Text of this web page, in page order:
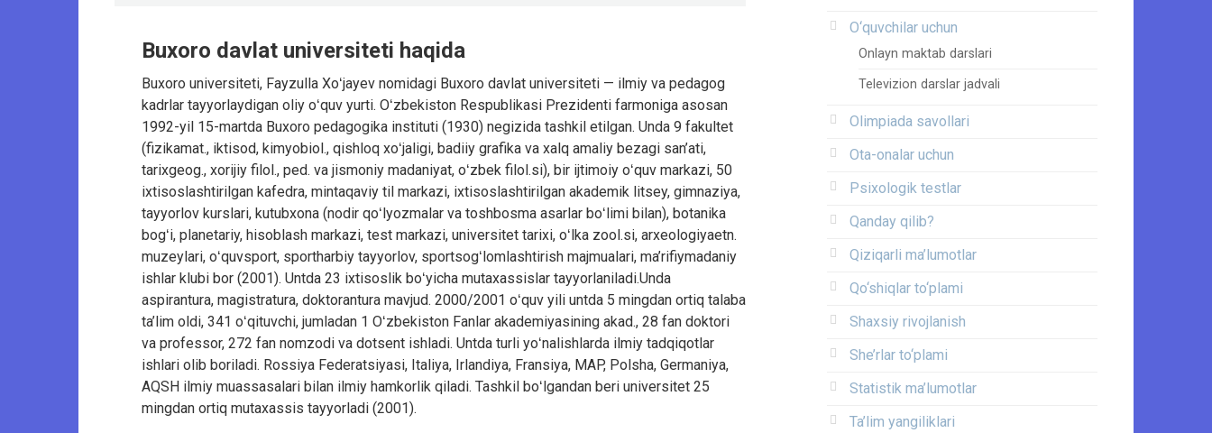
Buxoro davlat universiteti haqida
Buxoro universiteti, Fayzulla Xoʻjayev nomidagi Buxoro davlat universiteti — ilmiy va pedagog
kadrlar tayyorlaydigan oliy oʻquv yurti. Oʻzbekiston Respublikasi Prezidenti farmoniga asosan
1992-yil 15-martda Buxoro pedagogika instituti (1930) negizida tashkil etilgan. Unda 9 fakultet
(fizikamat., iktisod, kimyobiol., qishloq xoʻjaligi, badiiy grafika va xalq amaliy bezagi san’ati,
tarixgeog., xorijiy filol., ped. va jismoniy madaniyat, oʻzbek filol.si), bir ijtimoiy oʻquv markazi, 50
ixtisoslashtirilgan kafedra, mintaqaviy til markazi, ixtisoslashtirilgan akademik litsey, gimnaziya,
tayyorlov kurslari, kutubxona (nodir qoʻlyozmalar va toshbosma asarlar boʻlimi bilan), botanika
bogʻi, planetariy, hisoblash markazi, test markazi, universitet tarixi, oʻlka zool.si, arxeologiyaetn.
muzeylari, oʻquvsport, sportharbiy tayyorlov, sportsogʻlomlashtirish majmualari, ma’rifiymadaniy
ishlar klubi bor (2001). Untda 23 ixtisoslik boʻyicha mutaxassislar tayyorlaniladi.Unda
aspirantura, magistratura, doktorantura mavjud. 2000/2001 oʻquv yili untda 5 mingdan ortiq talaba
ta’lim oldi, 341 oʻqituvchi, jumladan 1 Oʻzbekiston Fanlar akademiyasining akad., 28 fan doktori
va professor, 272 fan nomzodi va dotsent ishladi. Untda turli yoʻnalishlarda ilmiy tadqiqotlar
ishlari olib boriladi. Rossiya Federatsiyasi, Italiya, Irlandiya, Fransiya, MAP, Polsha, Germaniya,
AQSH ilmiy muassasalari bilan ilmiy hamkorlik qiladi. Tashkil boʻlgandan beri universitet 25
mingdan ortiq mutaxassis tayyorladi (2001).
O‘quvchilar uchun
Onlayn maktab darslari
Televizion darslar jadvali
Olimpiada savollari
Ota-onalar uchun
Psixologik testlar
Qanday qilib?
Qiziqarli ma’lumotlar
Qo‘shiqlar to‘plami
Shaxsiy rivojlanish
She’rlar to‘plami
Statistik ma’lumotlar
Ta’lim yangiliklari